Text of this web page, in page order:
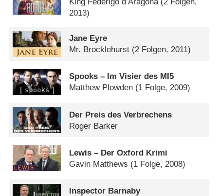
King Federigo d’Aragona (2 Folgen,
2013)
Jane Eyre
Mr. Brocklehurst (2 Folgen, 2011)
Spooks – Im Visier des MI5
Matthew Plowden (1 Folge, 2009)
Der Preis des Verbrechens
Roger Barker
Lewis – Der Oxford Krimi
Gavin Matthews (1 Folge, 2008)
Inspector Barnaby